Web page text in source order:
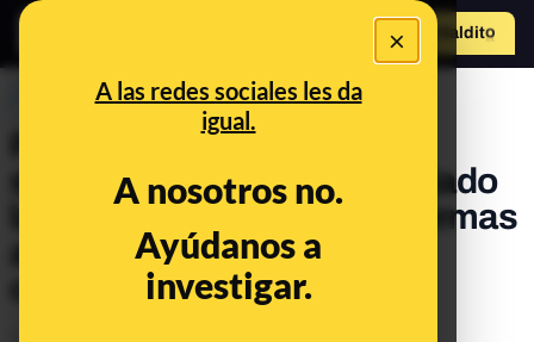
×
A las redes sociales les da
igual.
A nosotros no.
Ayúdanos a
investigar.
Hazte Maldito
PREBUNKING
Piratería vs. servicios de
streaming: cómo han afectado
las suscripciones a plataformas
a la descarga ilegal de
contenidos